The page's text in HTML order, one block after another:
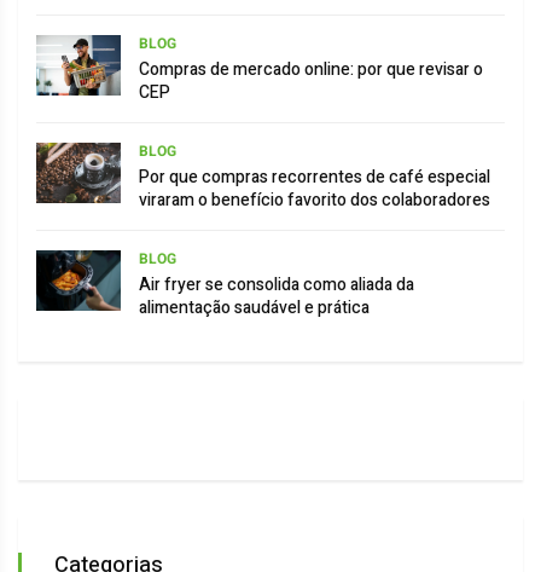
BLOG
Compras de mercado online: por que revisar o
CEP
BLOG
Por que compras recorrentes de café especial
viraram o benefício favorito dos colaboradores
BLOG
Air fryer se consolida como aliada da
alimentação saudável e prática